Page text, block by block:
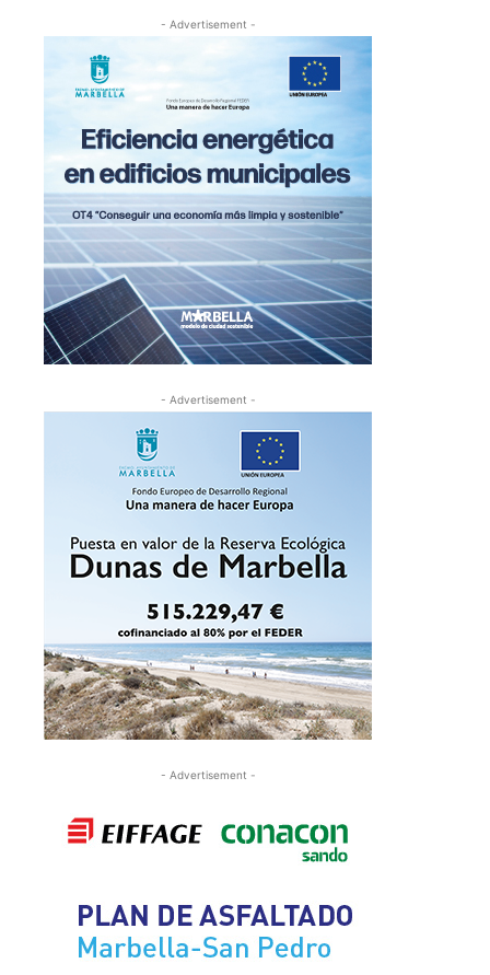
- Advertisement -
- Advertisement -
- Advertisement -